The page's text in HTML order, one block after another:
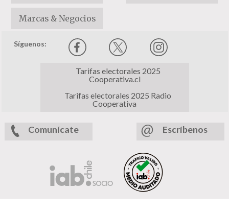
Marcas & Negocios
Síguenos:
Tarifas electorales 2025
Cooperativa.cl
Tarifas electorales 2025 Radio
Cooperativa
Comunícate Escríbenos